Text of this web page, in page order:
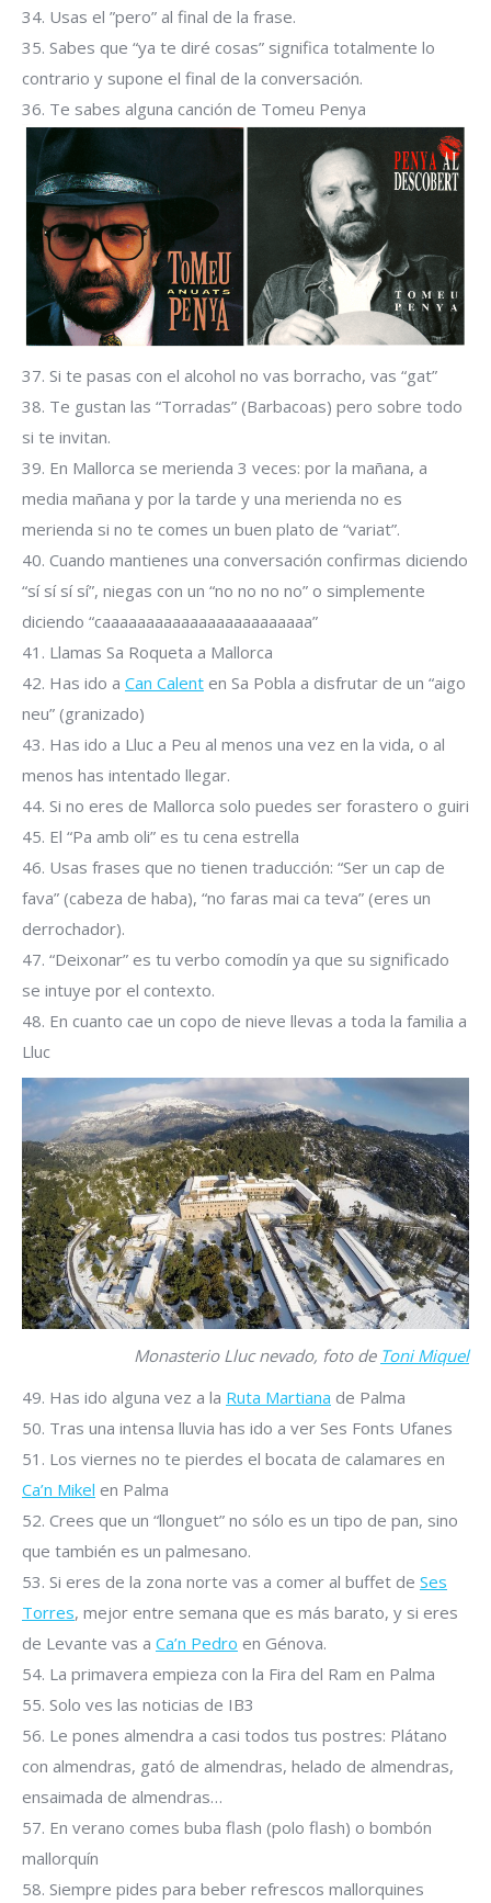
34. Usas el ”pero” al final de la frase.
35. Sabes que “ya te diré cosas” significa totalmente lo
contrario y supone el final de la conversación.
36. Te sabes alguna canción de Tomeu Penya
37. Si te pasas con el alcohol no vas borracho, vas “gat”
38. Te gustan las “Torradas” (Barbacoas) pero sobre todo
si te invitan.
39. En Mallorca se merienda 3 veces: por la mañana, a
media mañana y por la tarde y una merienda no es
merienda si no te comes un buen plato de “variat”.
40. Cuando mantienes una conversación confirmas diciendo
“sí sí sí sí”, niegas con un “no no no no” o simplemente
diciendo “caaaaaaaaaaaaaaaaaaaaaaaa”
41. Llamas Sa Roqueta a Mallorca
42. Has ido a Can Calent en Sa Pobla a disfrutar de un “aigo
neu” (granizado)
43. Has ido a Lluc a Peu al menos una vez en la vida, o al
menos has intentado llegar.
44. Si no eres de Mallorca solo puedes ser forastero o guiri
45. El “Pa amb oli” es tu cena estrella
46. Usas frases que no tienen traducción: “Ser un cap de
fava” (cabeza de haba), “no faras mai ca teva” (eres un
derrochador).
47. “Deixonar” es tu verbo comodín ya que su significado
se intuye por el contexto.
48. En cuanto cae un copo de nieve llevas a toda la familia a
Lluc
Monasterio Lluc nevado, foto de Toni Miquel
49. Has ido alguna vez a la Ruta Martiana de Palma
50. Tras una intensa lluvia has ido a ver Ses Fonts Ufanes
51. Los viernes no te pierdes el bocata de calamares en
Ca’n Mikel en Palma
52. Crees que un “llonguet” no sólo es un tipo de pan, sino
que también es un palmesano.
53. Si eres de la zona norte vas a comer al buffet de Ses
Torres, mejor entre semana que es más barato, y si eres
de Levante vas a Ca’n Pedro en Génova.
54. La primavera empieza con la Fira del Ram en Palma
55. Solo ves las noticias de IB3
56. Le pones almendra a casi todos tus postres: Plátano
con almendras, gató de almendras, helado de almendras,
ensaimada de almendras…
57. En verano comes buba flash (polo flash) o bombón
mallorquín
58. Siempre pides para beber refrescos mallorquines